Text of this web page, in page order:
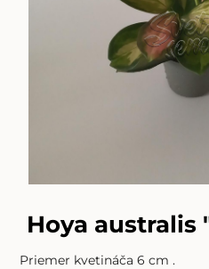
Hoya australis
Priemer kvetináča 6 cm .